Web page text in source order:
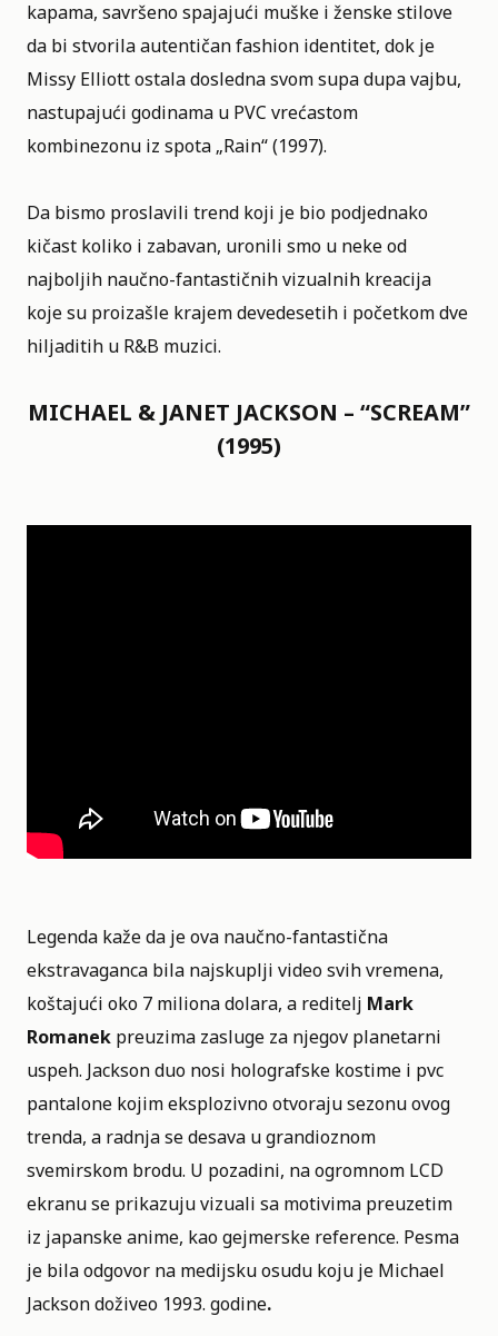
kapama, savršeno spajajući muške i ženske stilove
da bi stvorila autentičan fashion identitet, dok je
Missy Elliott ostala dosledna svom supa dupa vajbu,
nastupajući godinama u PVC vrećastom
kombinezonu iz spota „Rain“ (1997).
Da bismo proslavili trend koji je bio podjednako
kičast koliko i zabavan, uronili smo u neke od
najboljih naučno-fantastičnih vizualnih kreacija
koje su proizašle krajem devedesetih i početkom dve
hiljaditih u R&B muzici.
MICHAEL & JANET JACKSON – “SCREAM”
(1995)
Legenda kaže da je ova naučno-fantastična
ekstravaganca bila najskuplji video svih vremena,
koštajući oko 7 miliona dolara, a reditelj Mark
Romanek preuzima zasluge za njegov planetarni
uspeh. Jackson duo nosi holografske kostime i pvc
pantalone kojim eksplozivno otvoraju sezonu ovog
trenda, a radnja se desava u grandioznom
svemirskom brodu. U pozadini, na ogromnom LCD
ekranu se prikazuju vizuali sa motivima preuzetim
iz japanske anime, kao gejmerske reference. Pesma
je bila odgovor na medijsku osudu koju je Michael
Jackson doživeo 1993. godine.